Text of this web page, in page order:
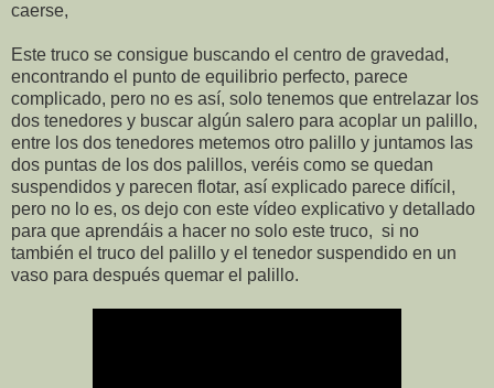
caerse,
Este truco se consigue buscando el centro de gravedad,
encontrando el punto de equilibrio perfecto, parece
complicado, pero no es así, solo tenemos que entrelazar los
dos tenedores y buscar algún salero para acoplar un palillo,
entre los dos tenedores metemos otro palillo y juntamos las
dos puntas de los dos palillos, veréis como se quedan
suspendidos y parecen flotar, así explicado parece difícil,
pero no lo es, os dejo con este vídeo explicativo y detallado
para que aprendáis a hacer no solo este truco, si no
también el truco del palillo y el tenedor suspendido en un
vaso para después quemar el palillo.